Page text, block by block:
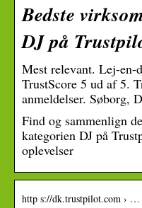
Bedste
DJ på
Mest relevant. Lej-
TrustScore 5 ud af 5.
anmeldelser. Søborg,
Find og sammenlign
kategorien DJ på
oplevelser
http s://dk.trustpilot.com › …